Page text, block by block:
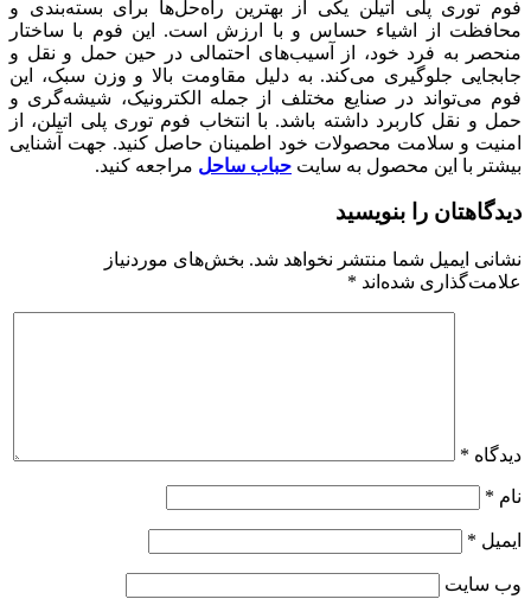
فوم توری پلی اتیلن یکی از بهترین راه‌حل‌ها برای بسته‌بندی و
محافظت از اشیاء حساس و با ارزش است. این فوم با ساختار
منحصر به فرد خود، از آسیب‌های احتمالی در حین حمل و نقل و
جابجایی جلوگیری می‌کند. به دلیل مقاومت بالا و وزن سبک، این
فوم می‌تواند در صنایع مختلف از جمله الکترونیک، شیشه‌گری و
حمل و نقل کاربرد داشته باشد. با انتخاب فوم توری پلی اتیلن، از
امنیت و سلامت محصولات خود اطمینان حاصل کنید. جهت آشنایی
بیشتر با این محصول به سایت حباب ساحل مراجعه کنید.
دیدگاهتان را بنویسید
نشانی ایمیل شما منتشر نخواهد شد. بخش‌های موردنیاز
علامت‌گذاری شده‌اند *
دیدگاه *
نام *
ایمیل *
وب‌ سایت